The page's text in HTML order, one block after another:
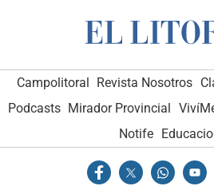
Campolitoral Revista Nosotros
Podcasts Mirador Provincial
Notife